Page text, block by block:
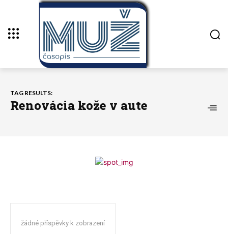
TAG RESULTS:
Renovácia kože v aute
žádné příspěvky k zobrazení